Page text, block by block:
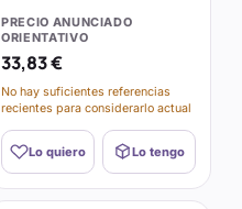
PRECIO ANUNCIADO
ORIENTATIVO
33,83 €
No hay suficientes referencias
recientes para considerarlo actual
Lo quiero Lo tengo